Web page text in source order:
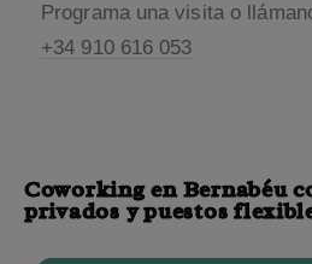
Coworking en Bernabéu
privados y puestos
Programa una visita o
+34 910 616 053